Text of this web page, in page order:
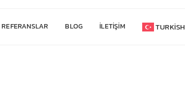
REFERANSLAR BLOG İLETIŞIM TURKISH